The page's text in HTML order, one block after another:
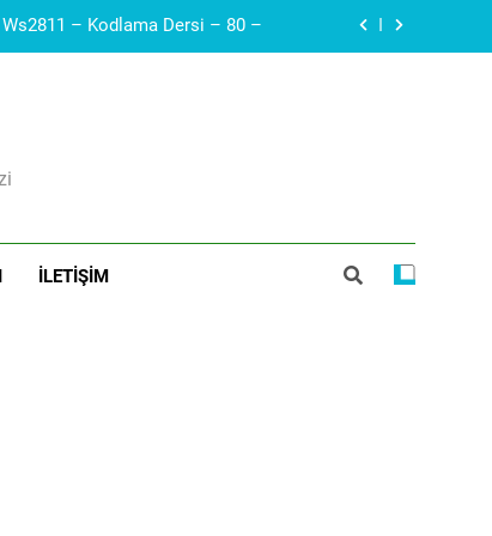
Arduino – Haberleşme protokolleri – i2c – SDA, SCL – Robotik Kodla – 79 –
Regülatörleri Hakkında Herşey
Arduino – Neopiksel Led – Adreslenebilir led – WS2812 – Ws2811 – Kodlama Dersi – 80 –
İLETIŞIM